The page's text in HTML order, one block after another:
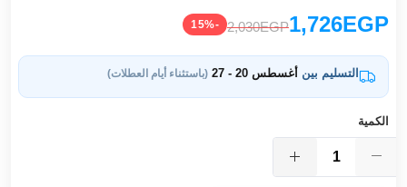
1,726EGP
2,030EGP
-15%
التسليم بين أغسطس 20 - 27 (باستثناء أيام العطلات)
الكمية